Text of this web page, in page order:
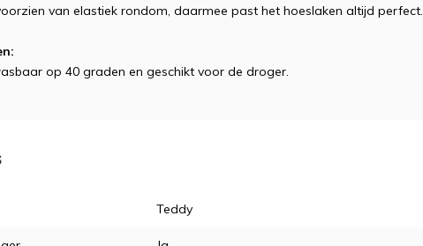
van elastiek rondom, daarmee past het hoeslaken altijd perfect.
op 40 graden en geschikt voor de droger.
Teddy